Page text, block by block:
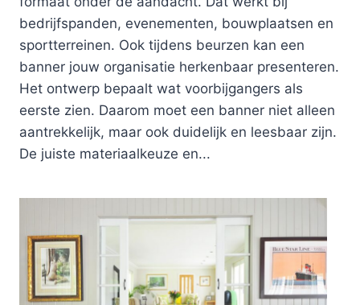
bedrijfspanden, evenementen, bouwplaatsen en
sportterreinen. Ook tijdens beurzen kan een
banner jouw organisatie herkenbaar presenteren.
Het ontwerp bepaalt wat voorbijgangers als
eerste zien. Daarom moet een banner niet alleen
aantrekkelijk, maar ook duidelijk en leesbaar zijn.
De juiste materiaalkeuze en...